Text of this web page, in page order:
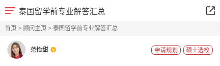
泰国留学前专业解答汇总
首页> 顾问主页> 泰国留学前专业解答汇总
范怡甜 硕士选校
申请规划